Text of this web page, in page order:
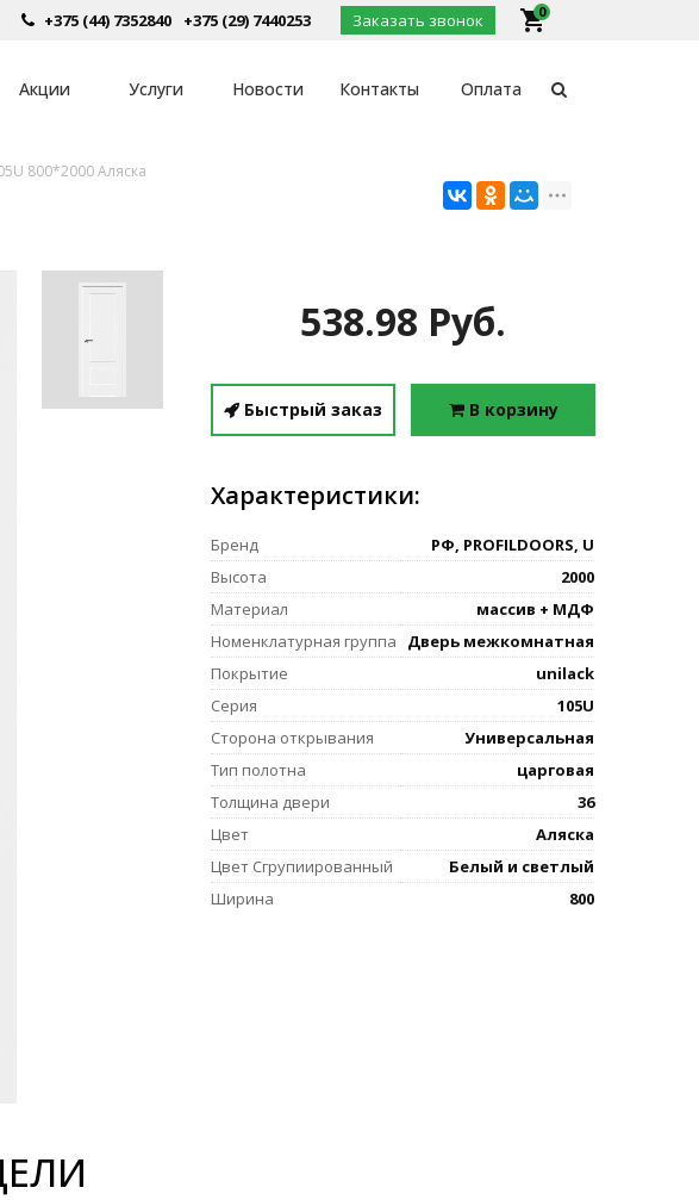
local_grocery_store
0
Заказать звонок
+375 (29) 7440253
+375 (44) 7352840
Акции Услуги Новости Контакты Оплата
800*2000 Аляска
538.98 Руб.
Быстрый заказ В корзину
Характеристики:
Бренд
РФ, PROFILDOORS, U
Высота
2000
Материал
массив + МДФ
Номенклатурная группа
Дверь межкомнатная
Покрытие
unilack
Серия
105U
Сторона открывания
Универсальная
Тип полотна
царговая
Толщина двери
36
Цвет
Аляска
Цвет Сгрупиированный
Белый и светлый
Ширина
800